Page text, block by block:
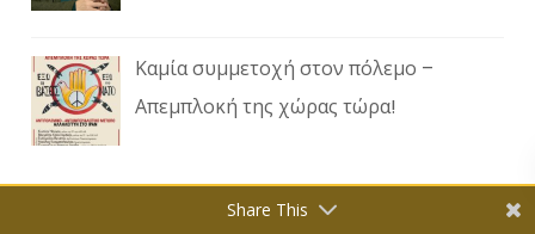
Καμία συμμετοχή στον πόλεμο –
Απεμπλοκή της χώρας τώρα!
Share This